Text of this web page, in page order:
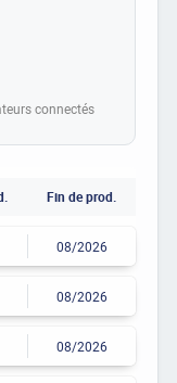
connectés
Fin de prod.
08/2026
08/2026
08/2026